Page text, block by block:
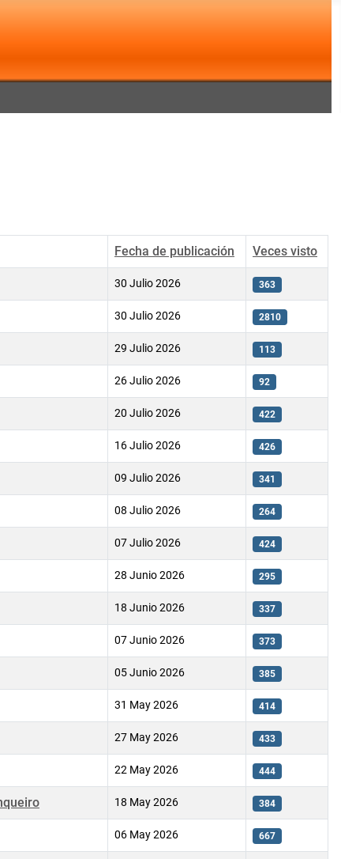
Fecha de publicación Veces visto
30 Julio 2026 363
30 Julio 2026 2810
29 Julio 2026 113
26 Julio 2026 92
20 Julio 2026 422
16 Julio 2026 426
09 Julio 2026 341
08 Julio 2026 264
07 Julio 2026 424
28 Junio 2026 295
18 Junio 2026 337
07 Junio 2026 373
05 Junio 2026 385
31 May 2026 414
27 May 2026 433
22 May 2026 444
18 May 2026 384
06 May 2026 667